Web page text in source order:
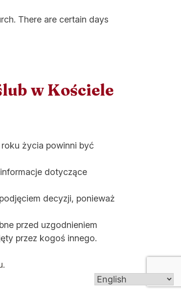
There are certain days
w Kościele
życia powinni być
dotyczące
decyzji, ponieważ
przed uzgodnieniem
przez kogoś innego.